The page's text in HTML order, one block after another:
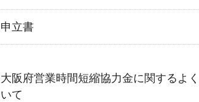
申立書
大阪府営業時間短縮協力金に関するよ
いて